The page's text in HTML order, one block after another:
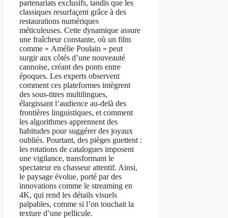
partenariats exclusifs, tandis que les
classiques resurfaçent grâce à des
restaurations numériques
méticuleuses. Cette dynamique assure
une fraîcheur constante, où un film
comme « Amélie Poulain » peut
surgir aux côtés d’une nouveauté
cannoise, créant des ponts entre
époques. Les experts observent
comment ces plateformes intègrent
des sous-titres multilingues,
élargissant l’audience au-delà des
frontières linguistiques, et comment
les algorithmes apprennent des
habitudes pour suggérer des joyaux
oubliés. Pourtant, des pièges guettent :
les rotations de catalogues imposent
une vigilance, transformant le
spectateur en chasseur attentif. Ainsi,
le paysage évolue, porté par des
innovations comme le streaming en
4K, qui rend les détails visuels
palpables, comme si l’on touchait la
texture d’une pellicule.